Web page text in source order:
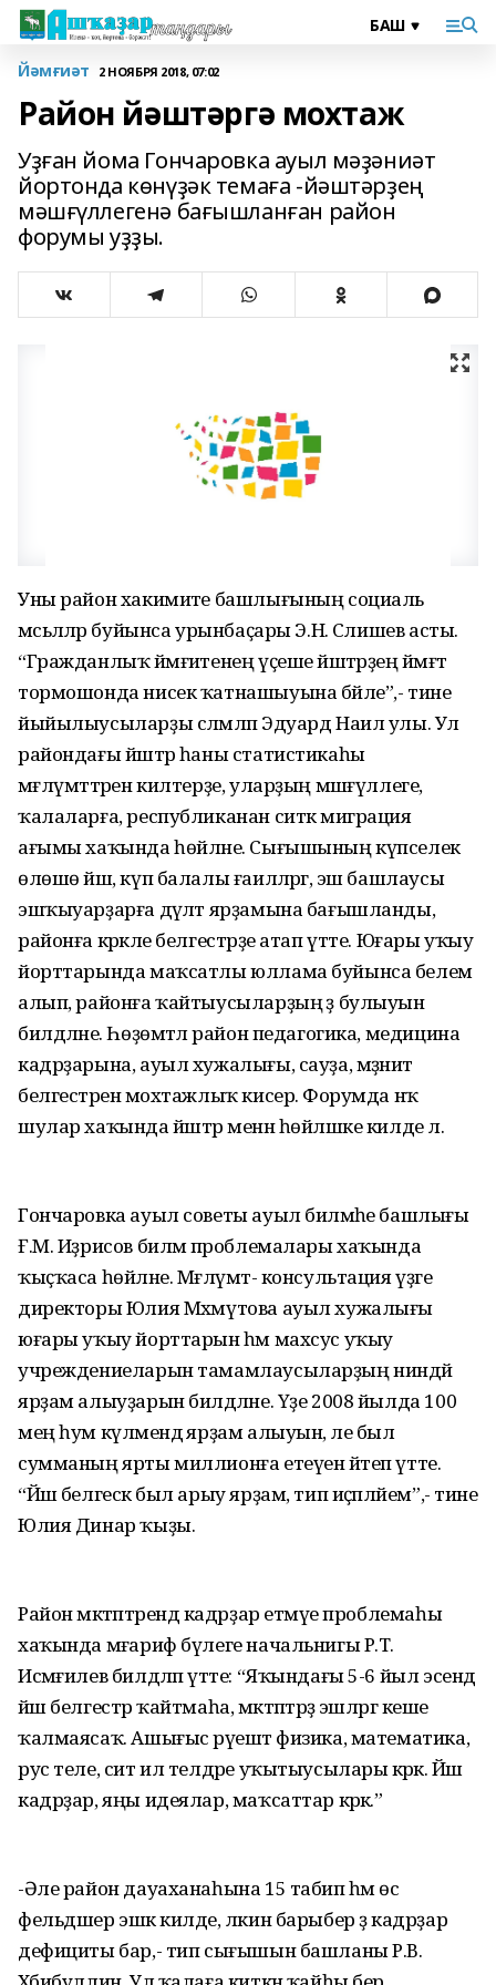
Йәмғиәт 2 НОЯБРЯ 2018, 07:02
Район йәштәргә мохтаж
Уҙған йома Гончаровка ауыл мәҙәниәт
йортонда көнүҙәк темаға -йәштәрҙең
мәшғүллегенә бағышланған район
форумы уҙҙы.
Уны район хакимиәте башлығының социаль
мәсьәләләр буйынса урынбаҫары Э.Н. Сәлишев асты.
“Гражданлыҡ йәмғиәтенең үҫеше йәштәрҙең йәмәғәт
тормошонда нисек ҡатнашыуына бәйле”,- тине
йыйылыусыларҙы сәләмләп Эдуард Наил улы. Ул
райондағы йәштәр һаны статистикаһы
мәғлүмәттәрен килтерҙе, уларҙың мәшғүллеге,
ҡалаларға, республиканан ситкә миграция
ағымы хаҡында һөйләне. Сығышының күпселек
өлөшө йәш, күп балалы ғаиләләргә, эш башлаусы
эшҡыуарҙарға дәүләт ярҙамына бағышланды,
районға кәрәкле белгестәрҙе атап үтте. Юғары уҡыу
йорттарында маҡсатлы юллама буйынса белем
алып, районға ҡайтыусыларҙың әҙ булыуын
билдәләне. Һөҙөмтәлә район педагогика, медицина
кадрҙарына, ауыл хужалығы, сауҙа, мәҙәниәт
белгестәренә мохтажлыҡ кисерә. Форумда нәҡ
шулар хаҡында йәштәр менән һөйләшке килде лә.
Гончаровка ауыл советы ауыл биләмәһе башлығы
Ғ.М. Иҙрисов биләмә проблемалары хаҡында
ҡыҫҡаса һөйләне. Мәғлүмәт- консультация үҙәге
директоры Юлия Мәхмүтова ауыл хужалығы
юғары уҡыу йорттарын һәм махсус уҡыу
учреждениеларын тамамлаусыларҙың ниндәй
ярҙам алыуҙарын билдәләне. Үҙе 2008 йылда 100
мең һум күләмендә ярҙам алыуын, әле был
сумманың ярты миллионға етеүен әйтеп үтте.
“Йәш белгескә был арыу ярҙам, тип иҫәпләйем”,- тине
Юлия Динар ҡыҙы.
Район мәктәптәрендә кадрҙар етмәүе проблемаһы
хаҡында мәғариф бүлеге начальнигы Р.Т.
Исмәғилев билдәләп үтте: “Яҡындағы 5-6 йыл эсендә
йәш белгестәр ҡайтмаһа, мәктәптәрҙә эшләргә кеше
ҡалмаясаҡ. Ашығыс рәүештә физика, математика,
рус теле, сит ил телдәре уҡытыусылары кәрәк. Йәш
кадрҙар, яңы идеялар, маҡсаттар кәрәк.”
-Әле район дауаханаһына 15 табип һәм өс
фельдшер эшкә килде, ләкин барыбер ҙә кадрҙар
дефициты бар,- тип сығышын башланы Р.В.